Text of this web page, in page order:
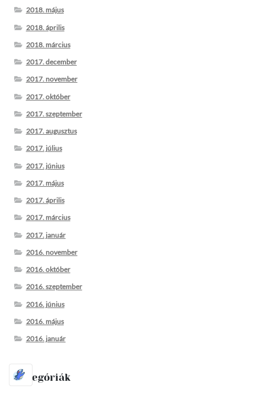
2018. május
2018. április
2018. március
2017. december
2017. november
2017. október
2017. szeptember
2017. augusztus
2017. július
2017. június
2017. május
2017. április
2017. március
2017. január
2016. november
2016. október
2016. szeptember
2016. június
2016. május
2016. január
Kategóriák